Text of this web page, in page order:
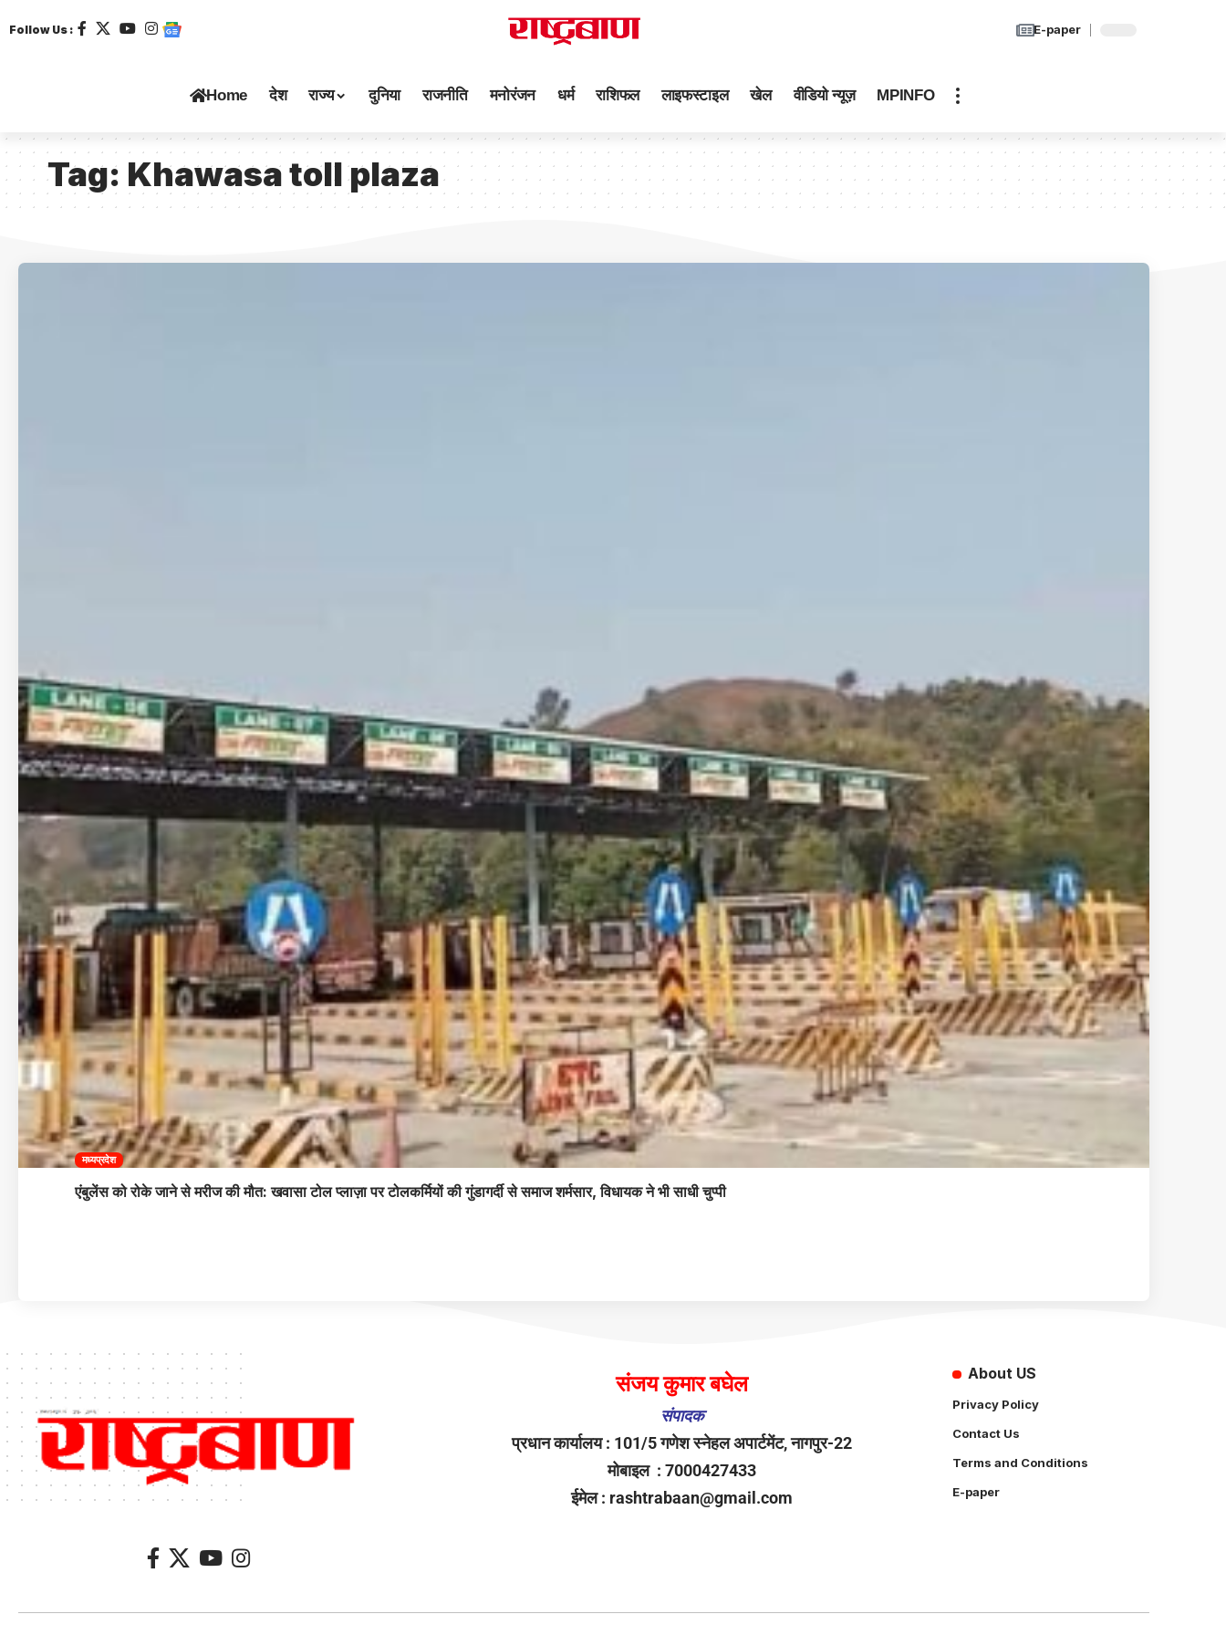
Follow Us : E-paper
Home देश राज्य दुनिया राजनीति मनोरंजन धर्म राशिफल लाइफस्टाइल खेल वीडियो न्यूज़ MPINFO
Tag: Khawasa toll plaza
मध्यप्रदेश
एंबुलेंस को रोके जाने से मरीज की मौत: खवासा टोल प्लाज़ा पर टोलकर्मियों की गुंडागर्दी से समाज शर्मसार, विधायक ने भी साधी चुप्पी
संजय कुमार बघेल
संपादक
प्रधान कार्यालय : 101/5 गणेश स्नेहल अपार्टमेंट, नागपुर-22
मोबाइल : 7000427433
ईमेल : rashtrabaan@gmail.com
About US
Privacy Policy
Contact Us
Terms and Conditions
E-paper